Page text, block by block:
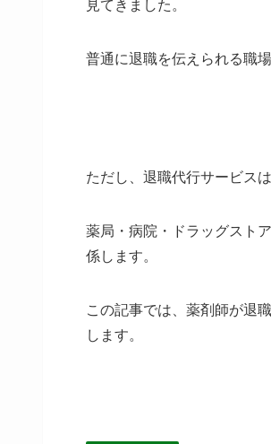
見てきました。
普通に退職を伝えられる職
ただし、退職代行サービス
薬局・病院・ドラッグスト
係します。
この記事では、薬剤師が退
します。